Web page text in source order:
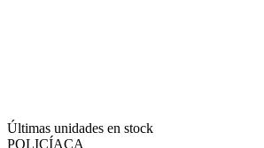
Últimas unidades en stock
POLICÍACA